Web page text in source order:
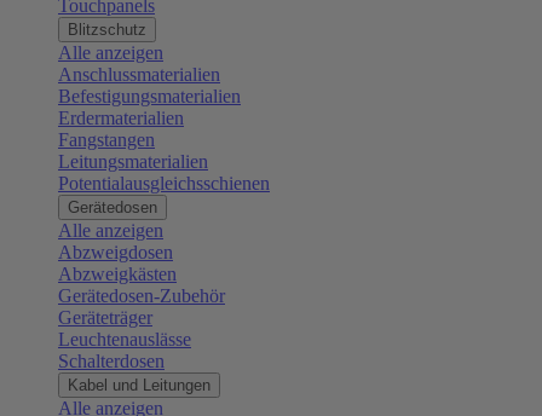
Touchpanels
Blitzschutz
Alle anzeigen
Anschlussmaterialien
Befestigungsmaterialien
Erdermaterialien
Fangstangen
Leitungsmaterialien
Potentialausgleichsschienen
Gerätedosen
Alle anzeigen
Abzweigdosen
Abzweigkästen
Gerätedosen-Zubehör
Geräteträger
Leuchtenauslässe
Schalterdosen
Kabel und Leitungen
Alle anzeigen